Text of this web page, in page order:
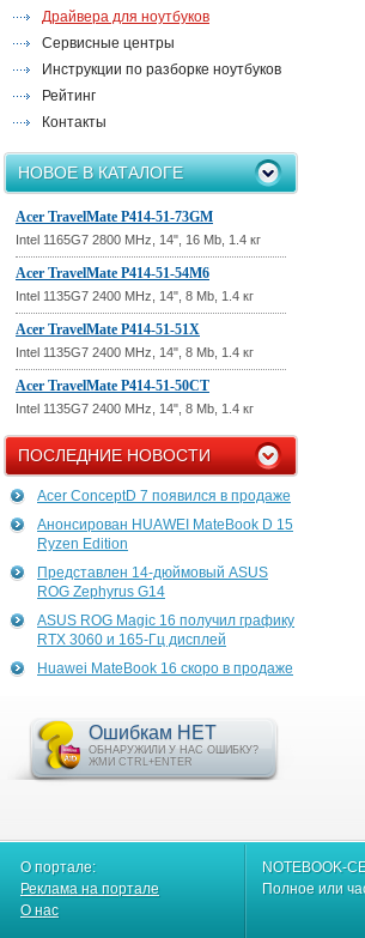
Драйвера для ноутбуков
Сервисные центры
Инструкции по разборке ноутбуков
Рейтинг
Контакты
НОВОЕ В КАТАЛОГЕ
Acer TravelMate P414-51-73GM
Intel 1165G7 2800 MHz, 14", 16 Mb, 1.4 кг
Acer TravelMate P414-51-54M6
Intel 1135G7 2400 MHz, 14", 8 Mb, 1.4 кг
Acer TravelMate P414-51-51X
Intel 1135G7 2400 MHz, 14", 8 Mb, 1.4 кг
Acer TravelMate P414-51-50CT
Intel 1135G7 2400 MHz, 14", 8 Mb, 1.4 кг
ПОСЛЕДНИЕ НОВОСТИ
Acer ConceptD 7 появился в продаже
Анонсирован HUAWEI MateBook D 15
Ryzen Edition
Представлен 14-дюймовый ASUS
ROG Zephyrus G14
ASUS ROG Magic 16 получил графику
RTX 3060 и 165-Гц дисплей
Huawei MateBook 16 скоро в продаже
Ошибкам НЕТ
ОБНАРУЖИЛИ У НАС ОШИБКУ?
ЖМИ CTRL+ENTER
О портале:
Реклама на портале
О нас
NOTEBOOK-
Полное или